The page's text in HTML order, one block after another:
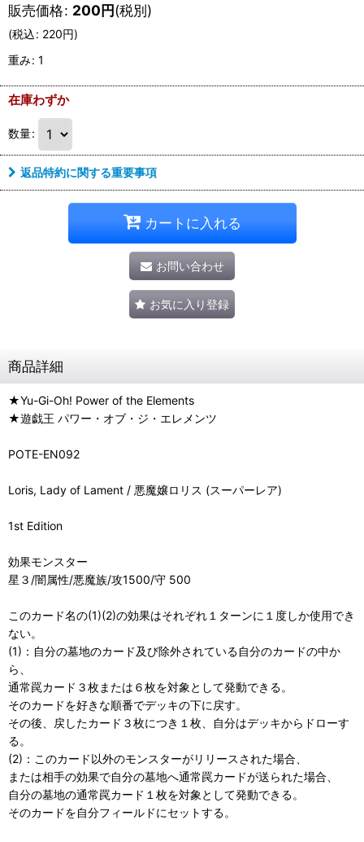
販売価格: 200円(税別)
(税込: 220円)
重み: 1
在庫わずか
数量:
返品特約に関する重要事項
カートに入れる
お問い合わせ
お気に入り登録
商品詳細
★Yu-Gi-Oh! Power of the Elements
★遊戯王 パワー・オブ・ジ・エレメンツ
POTE-EN092
Loris, Lady of Lament / 悪魔嬢ロリス (スーパーレア)
1st Edition
効果モンスター
星３/闇属性/悪魔族/攻1500/守 500
このカード名の(1)(2)の効果はそれぞれ１ターンに１度しか使用でき
ない。
(1)：自分の墓地のカード及び除外されている自分のカードの中か
ら、
通常罠カード３枚または６枚を対象として発動できる。
そのカードを好きな順番でデッキの下に戻す。
その後、戻したカード３枚につき１枚、自分はデッキからドローす
る。
(2)：このカード以外のモンスターがリリースされた場合、
または相手の効果で自分の墓地へ通常罠カードが送られた場合、
自分の墓地の通常罠カード１枚を対象として発動できる。
そのカードを自分フィールドにセットする。